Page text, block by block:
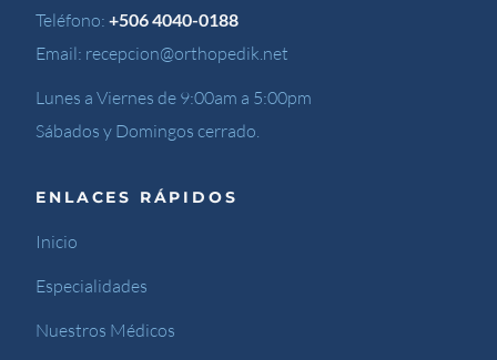
Teléfono:+506 4040-0188
Email: recepcion@orthopedik.net
Lunes a Viernes de 9:00am a 5:00pm
Sábados y Domingos cerrado.
ENLACES RÁPIDOS
Inicio
Especialidades
Nuestros Médicos